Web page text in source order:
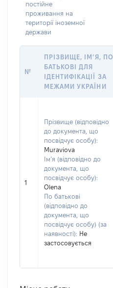
постійне
проживання на
території іноземної
держави
№
ПРІЗВИЩЕ, ІМ’Я, ПО
БАТЬКОВІ ДЛЯ
ІДЕНТИФІКАЦІЇ ЗА
МЕЖАМИ УКРАЇНИ
1
Прізвище (відповідно
до документа, що
посвідчує особу):
Muraviova
Ім’я (відповідно до
документа, що
посвідчує особу):
Olena
По батькові
(відповідно до
документа, що
посвідчує особу) (за
наявності): Не
застосовується